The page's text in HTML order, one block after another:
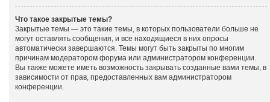
Что такое закрытые темы?
Закрытые темы — это такие темы, в которых пользователи больше не
могут оставлять сообщения, и все находящиеся в них опросы
автоматически завершаются. Темы могут быть закрыты по многим
причинам модератором форума или администратором конференции.
Вы также можете иметь возможность закрывать созданные вами темы, в
зависимости от прав, предоставленных вам администратором
конференции.